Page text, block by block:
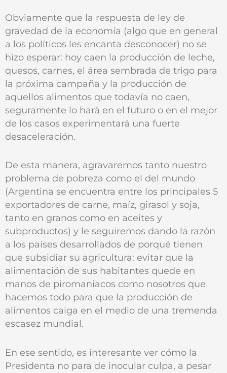
Obviamente que la respuesta de ley de
gravedad de la economía (algo que en general
a los políticos les encanta desconocer) no se
hizo esperar: hoy caen la producción de leche,
quesos, carnes, el área sembrada de trigo para
la próxima campaña y la producción de
aquellos alimentos que todavía no caen,
seguramente lo hará en el futuro o en el mejor
de los casos experimentará una fuerte
desaceleración.
De esta manera, agravaremos tanto nuestro
problema de pobreza como el del mundo
(Argentina se encuentra entre los principales 5
exportadores de carne, maíz, girasol y soja,
tanto en granos como en aceites y
subproductos) y le seguiremos dando la razón
a los países desarrollados de porqué tienen
que subsidiar su agricultura: evitar que la
alimentación de sus habitantes quede en
manos de piromaniacos como nosotros que
hacemos todo para que la producción de
alimentos caiga en el medio de una tremenda
escasez mundial.
En ese sentido, es interesante ver cómo la
Presidenta no para de inocular culpa, a pesar